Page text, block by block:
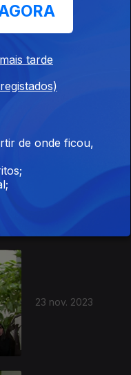
27 nov. 2023
23 nov. 2023
tarde
de onde ficou,